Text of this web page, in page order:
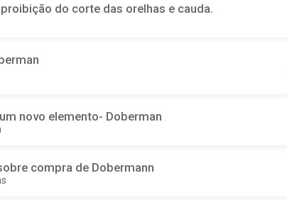
do corte das orelhas e cauda.
novo elemento- Doberman
compra de Dobermann